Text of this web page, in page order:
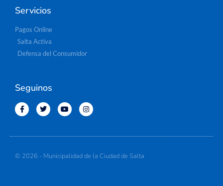
Servicios
Pagos Online
Salta Activa
Defensa del Consumidor
Seguinos
© 2026 - Municipalidad de la Ciudad de Salta